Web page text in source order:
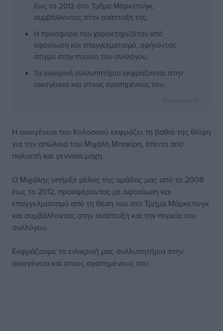
έως το 2012 στο Τμήμα Μάρκετινγκ,
συμβάλλοντας στην ανάπτυξή της.
Η προσφορά του χαρακτηριζόταν από
αφοσίωση και επαγγελματισμό, αφήνοντας
στίγμα στην πορεία του συλλόγου.
Τα ειλικρινή συλλυπητήρια εκφράζονται στην
οικογένεια και στους αγαπημένους του.
Η οικογένεια του Κολοσσού εκφράζει τη βαθιά της θλίψη
για την απώλεια του Μιχάλη Μπακίρη, έπειτα από
πολυετή και γενναία μάχη.
Ο Μιχάλης υπήρξε μέλος της ομάδας μας από το 2008
έως το 2012, προσφέροντας με αφοσίωση και
επαγγελματισμό από τη θέση του στο Τμήμα Μάρκετινγκ
και συμβάλλοντας στην ανάπτυξη και την πορεία του
συλλόγου.
Εκφράζουμε τα ειλικρινή μας συλλυπητήρια στην
οικογένεια και στους αγαπημένους του.